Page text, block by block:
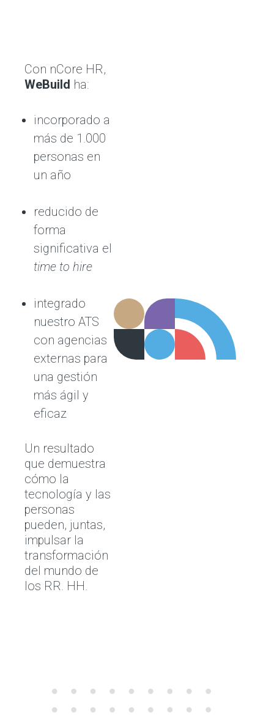
Con nCore HR,
WeBuild ha:
incorporado a
más de 1.000
personas en
un año
reducido de
forma
significativa el
time to hire
integrado
nuestro ATS
con agencias
externas para
una gestión
más ágil y
eficaz
Un resultado
que demuestra
cómo la
tecnología y las
personas
pueden, juntas,
impulsar la
transformación
del mundo de
los RR. HH.